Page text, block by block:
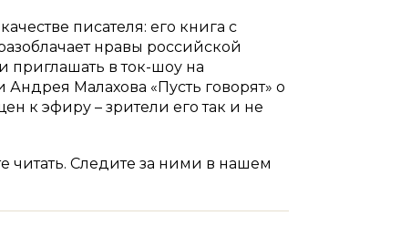
писателя: его книга с
нравы российской
приглашать в ток-шоу на
Малахова «Пусть говорят» о
к эфиру – зрители его так и не
читать. Следите за ними в нашем